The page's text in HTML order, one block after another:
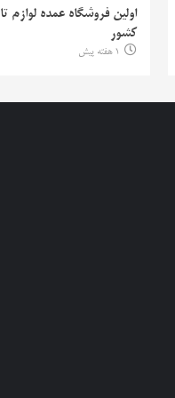
اولین فروشگاه عمده لوازم
کشور
1 هفته پیش